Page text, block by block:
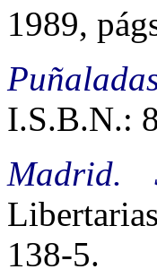
1989,
I.S.B.N.:
Madrid.
138-5.